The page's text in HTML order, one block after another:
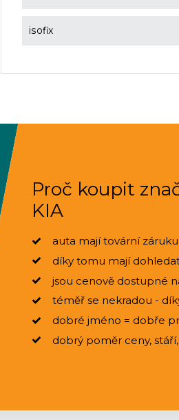
isofix
Proč koupit
KIA
auta mají tovární
díky tomu mají
jsou cenově dostupné
téměř se nekradou -
dobré jméno = dobře
dobrý poměr ceny,